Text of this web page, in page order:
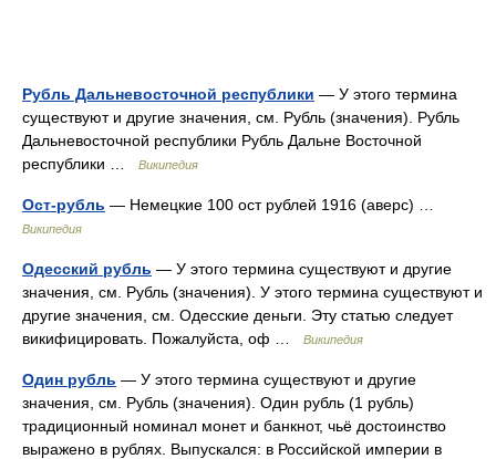
Рубль Дальневосточной республики — У этого термина
существуют и другие значения, см. Рубль (значения). Рубль
Дальневосточной республики Рубль Дальне Восточной
республики …
Википедия
Ост-рубль — Немецкие 100 ост рублей 1916 (аверс) …
Википедия
Одесский рубль — У этого термина существуют и другие
значения, см. Рубль (значения). У этого термина существуют и
другие значения, см. Одесские деньги. Эту статью следует
викифицировать. Пожалуйста, оф …
Википедия
Один рубль — У этого термина существуют и другие
значения, см. Рубль (значения). Один рубль (1 рубль)
традиционный номинал монет и банкнот, чьё достоинство
выражено в рублях. Выпускался: в Российской империи в